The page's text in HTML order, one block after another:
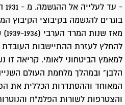
-
בוגרים להגשמה בקיבוצי הקיבוץ
להחלץ לעזרת ההתיישבות העובדת
למאמץ הביטחוני לאומי. קריאה
המאוחד וההסתדרות הכללית את
והצטרפות לשורות הפלמ"ח